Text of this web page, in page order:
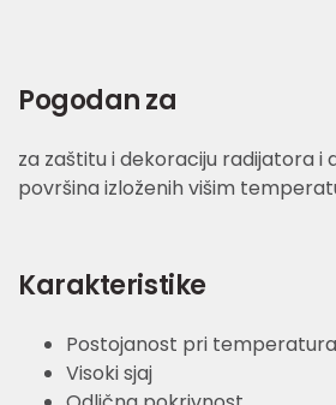
Pogodan za
za zaštitu i dekoraciju radijatora i
površina izloženih višim
Karakteristike
Postojanost pri
Visoki sjaj